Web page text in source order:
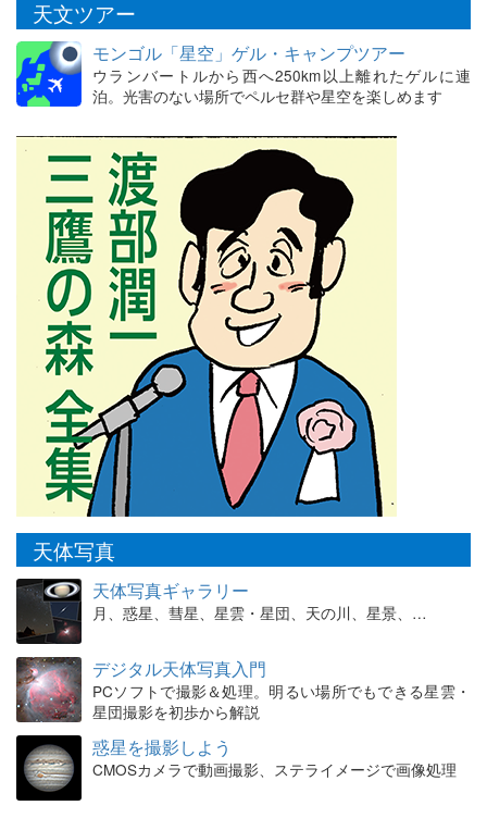
天文ツアー
モンゴル「星空」ゲル・キャンプツアー
ウランバートルから西へ250km以上離れたゲルに連
泊。光害のない場所でペルセ群や星空を楽しめます
天体写真
天体写真ギャラリー
月、惑星、彗星、星雲・星団、天の川、星景、…
デジタル天体写真入門
PCソフトで撮影＆処理。明るい場所でもできる星雲・
星団撮影を初歩から解説
惑星を撮影しよう
CMOSカメラで動画撮影、ステライメージで画像処理